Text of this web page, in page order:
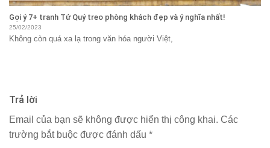
Gợi ý 7+ tranh Tứ Quý treo phòng khách đẹp và ý nghĩa nhất!
25/02/2023
Không còn quá xa lạ trong văn hóa người Việt,
Trả lời
Email của bạn sẽ không được hiển thị công khai. Các
trường bắt buộc được đánh dấu *